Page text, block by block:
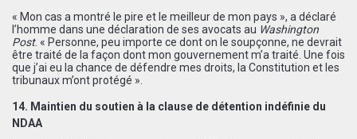
« Mon cas a montré le pire et le meilleur de mon pays », a déclaré
l’homme dans une déclaration de ses avocats au Washington
Post. « Personne, peu importe ce dont on le soupçonne, ne devrait
être traité de la façon dont mon gouvernement m’a traité. Une fois
que j’ai eu la chance de défendre mes droits, la Constitution et les
tribunaux m’ont protégé ».
14. Maintien du soutien à la clause de détention indéfinie du
NDAA